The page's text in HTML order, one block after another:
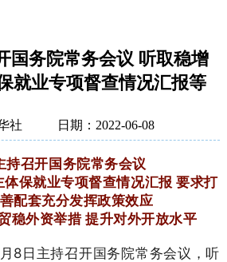
国务院常务会议 听取稳增
就业专项督查情况汇报等
社 日期：2022-06-08
持召开国务院常务会议
保就业专项督查情况汇报 要求打
配套充分发挥政策效应
稳外资举措 提升对外开放水平
8日主持召开国务院常务会议，听